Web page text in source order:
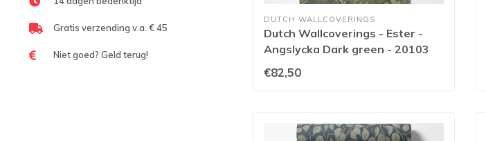
Gratis verzending v.a. € 45
Niet goed? Geld terug!
DUTCH WALLCOVERINGS
Dutch Wallcoverings - Ester -
Angslycka Dark green - 20103
€82,50